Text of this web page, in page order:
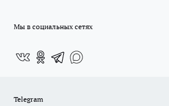
Мы в социальных сетях
Telegram